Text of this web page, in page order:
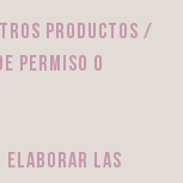
productos /
O
elaborar las